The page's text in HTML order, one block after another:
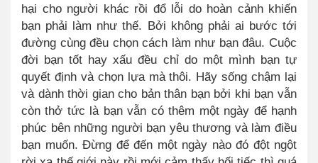
hại cho người khác rồi đổ lỗi do hoàn cảnh khiến
bạn phải làm như thế. Bởi không phải ai bước tới
đường cùng đều chọn cách làm như bạn đâu. Cuộc
đời bạn tốt hay xấu đều chỉ do một mình bạn tự
quyết định và chọn lựa mà thôi. Hãy sống chậm lại
và dành thời gian cho bản thân bạn bởi khi bạn vẫn
còn thở tức là bạn vẫn có thêm một ngày để hạnh
phúc bên những người bạn yêu thương và làm điều
bạn muốn. Đừng để đến một ngày nào đó đột ngột